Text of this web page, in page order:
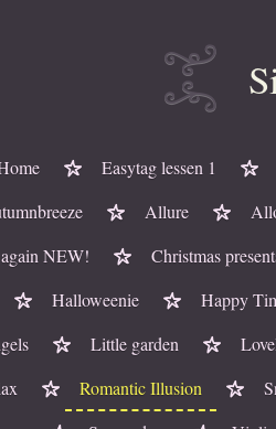
Easytag lessen 1
Allure
NEW!
Christmas
Halloweenie Happy
Little garden
Romantic Illusion